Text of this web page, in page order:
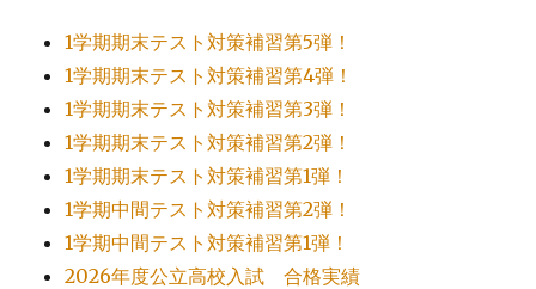
1学期期末テスト対策補習第5弾！
1学期期末テスト対策補習第4弾！
1学期期末テスト対策補習第3弾！
1学期期末テスト対策補習第2弾！
1学期期末テスト対策補習第1弾！
1学期中間テスト対策補習第2弾！
1学期中間テスト対策補習第1弾！
2026年度公立高校入試 合格実績